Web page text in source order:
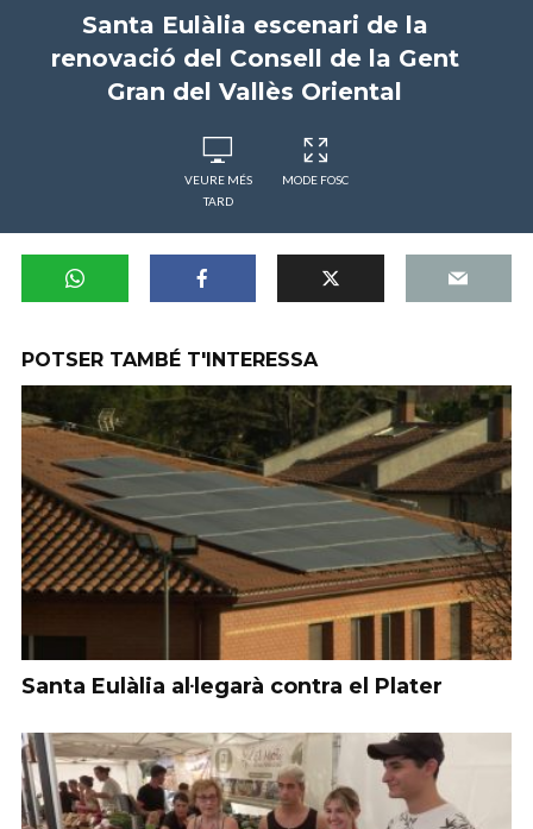
Santa Eulàlia escenari de la
renovació del Consell de la Gent
Gran del Vallès Oriental
VEURE MÉS
TARD
MODE FOSC
POTSER TAMBÉ T'INTERESSA
Santa Eulàlia al·legarà contra el Plater